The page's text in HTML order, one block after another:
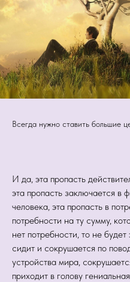
Всегда нужно ставить большие
И да, эта пропасть
эта пропасть заключается в
человека, эта пропасть в
потребности на ту сумму,
нет потребности, то не
сидит и сокрушается по
устройства мира,
приходит в голову